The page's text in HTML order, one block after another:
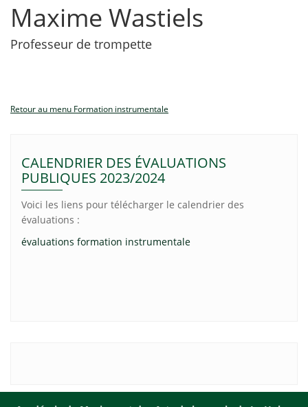
Maxime Wastiels
Professeur de trompette
Retour au menu Formation instrumentale
CALENDRIER DES ÉVALUATIONS
PUBLIQUES 2023/2024
Voici les liens pour télécharger le calendrier des
évaluations :
évaluations formation instrumentale